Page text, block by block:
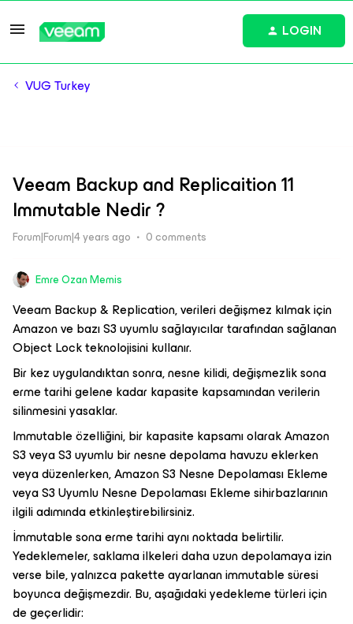
LOGIN
VUG Turkey
Veeam Backup and Replicaition 11
Immutable Nedir ?
Forum|Forum|4 years ago 0 comments
Emre Ozan Memis
Veeam Backup & Replication, verileri değişmez kılmak için
Amazon ve bazı S3 uyumlu sağlayıcılar tarafından sağlanan
Object Lock teknolojisini kullanır.
Bir kez uygulandıktan sonra, nesne kilidi, değişmezlik sona
erme tarihi gelene kadar kapasite kapsamından verilerin
silinmesini yasaklar.
Immutable özelliğini, bir kapasite kapsamı olarak Amazon
S3 veya S3 uyumlu bir nesne depolama havuzu eklerken
veya düzenlerken, Amazon S3 Nesne Depolaması Ekleme
veya S3 Uyumlu Nesne Depolaması Ekleme sihirbazlarının
ilgili adımında etkinleştirebilirsiniz.
İmmutable sona erme tarihi aynı noktada belirtilir.
Yedeklemeler, saklama ilkeleri daha uzun depolamaya izin
verse bile, yalnızca pakette ayarlanan immutable süresi
boyunca değişmezdir. Bu, aşağıdaki yedekleme türleri için
de geçerlidir: